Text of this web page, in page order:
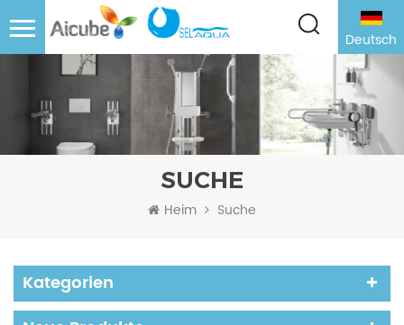
Deutsch
SUCHE
Heim Suche
Kategorien